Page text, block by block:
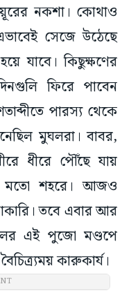
নকশা। কোথাও
সেজে উঠেছে
যাবে। কিছুক্ষণের
ফিরে পাবেন
পারস্য থেকে
মুঘলরা। বাবর,
ধীরে পৌঁছে যায়
মতো শহরে। আজও
তবে এবার আর
এই পুজো মণ্ডপে
কারুকার্য।